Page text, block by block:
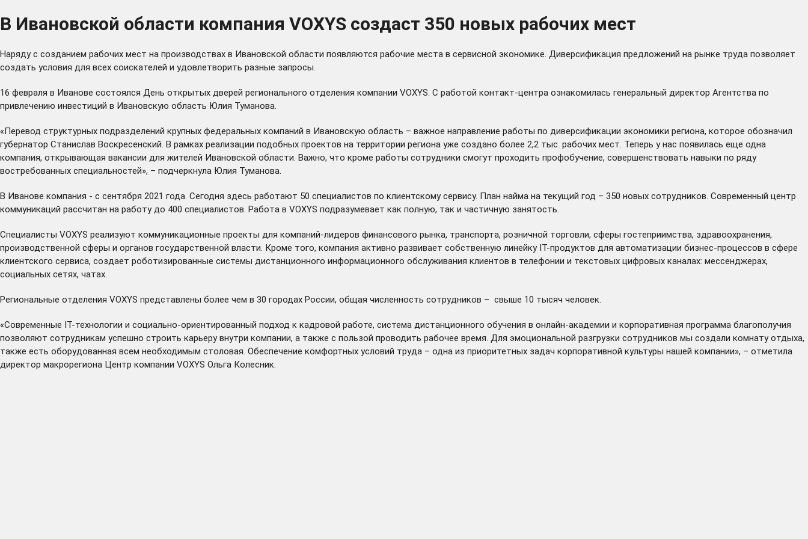
В Ивановской области компания VOXYS создаст 350 новых рабочих мест
Наряду с созданием рабочих мест на производствах в Ивановской области появляются рабочие места в сервисной экономике. Диверсификация предложений на рынке труда позволяет
создать условия для всех соискателей и удовлетворить разные запросы.
16 февраля в Иванове состоялся День открытых дверей регионального отделения компании VOXYS. С работой контакт-центра ознакомилась генеральный директор Агентства по
привлечению инвестиций в Ивановскую область Юлия Туманова.
«Перевод структурных подразделений крупных федеральных компаний в Ивановскую область – важное направление работы по диверсификации экономики региона, которое обозначил
губернатор Станислав Воскресенский. В рамках реализации подобных проектов на территории региона уже создано более 2,2 тыс. рабочих мест. Теперь у нас появилась еще одна
компания, открывающая вакансии для жителей Ивановской области. Важно, что кроме работы сотрудники смогут проходить профобучение, совершенствовать навыки по ряду
востребованных специальностей», – подчеркнула Юлия Туманова.
В Иванове компания - с сентября 2021 года. Сегодня здесь работают 50 специалистов по клиентскому сервису. План найма на текущий год – 350 новых сотрудников. Современный центр
коммуникаций рассчитан на работу до 400 специалистов. Работа в VOXYS подразумевает как полную, так и частичную занятость.
Специалисты VOXYS реализуют коммуникационные проекты для компаний-лидеров финансового рынка, транспорта, розничной торговли, сферы гостеприимства, здравоохранения,
производственной сферы и органов государственной власти. Кроме того, компания активно развивает собственную линейку IT-продуктов для автоматизации бизнес-процессов в сфере
клиентского сервиса, создает роботизированные системы дистанционного информационного обслуживания клиентов в телефонии и текстовых цифровых каналах: мессенджерах,
социальных сетях, чатах.
Региональные отделения VOXYS представлены более чем в 30 городах России, общая численность сотрудников – свыше 10 тысяч человек.
«Современные IT-технологии и социально-ориентированный подход к кадровой работе, система дистанционного обучения в онлайн-академии и корпоративная программа благополучия
позволяют сотрудникам успешно строить карьеру внутри компании, а также с пользой проводить рабочее время. Для эмоциональной разгрузки сотрудников мы создали комнату отдыха,
также есть оборудованная всем необходимым столовая. Обеспечение комфортных условий труда – одна из приоритетных задач корпоративной культуры нашей компании», – отметила
директор макрорегиона Центр компании VOXYS Ольга Колесник.